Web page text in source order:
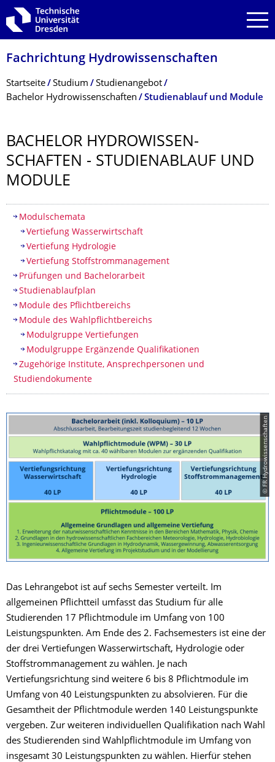
Zur Hauptnavigation springen
Zur Suche springen
Zum Inhalt springen
Fachrichtung Hydrowissenschaf­ten
Breadcrumb-Menü
Startseite Studium
Studienangebot
Bachelor Hydrowissenschaften
Studienablauf und Module
BACHELOR HYDROWISSEN­
SCHAFTEN - STUDIENABLAUF UND
MODULE
Inhaltsverzeichnis
Modulschemata
Vertiefung Wasserwirtschaft
Vertiefung Hydrologie
Vertiefung Stoffstrommanagement
Prüfungen und Bachelorarbeit
Studienablaufplan
Module des Pflichtbereichs
Module des Wahlpflichtbereichs
Modulgruppe Vertiefungen
Modulgruppe Ergänzende Qualifikationen
Zugehörige Institute, Ansprechpersonen und
Studiendokumente
© FR Hydrowissenschaften
​Das Lehrangebot ist auf sechs Semester verteilt. Im
allgemeinen Pflichtteil umfasst das Studium für alle
Studierenden 17 Pflichtmodule im Umfang von 100
Leistungspunkten. Am Ende des 2. Fachsemesters ist eine der
der drei Vertiefungen Wasserwirtschaft, Hydrologie oder
Stoffstrommanagement zu wählen. Je nach
Vertiefungsrichtung sind weitere 6 bis 8 Pflichtmodule im
Umfang von 40 Leistungspunkten zu absolvieren. Für die
Gesamtheit der Pflichtmodule werden 140 Leistungspunkte
vergeben. Zur weiteren individuellen Qualifikation nach Wahl
des Studierenden sind Wahlpflichtmodule im Umfang von
insgesamt 30 Leistungspunkten zu wählen. Hierfür stehen